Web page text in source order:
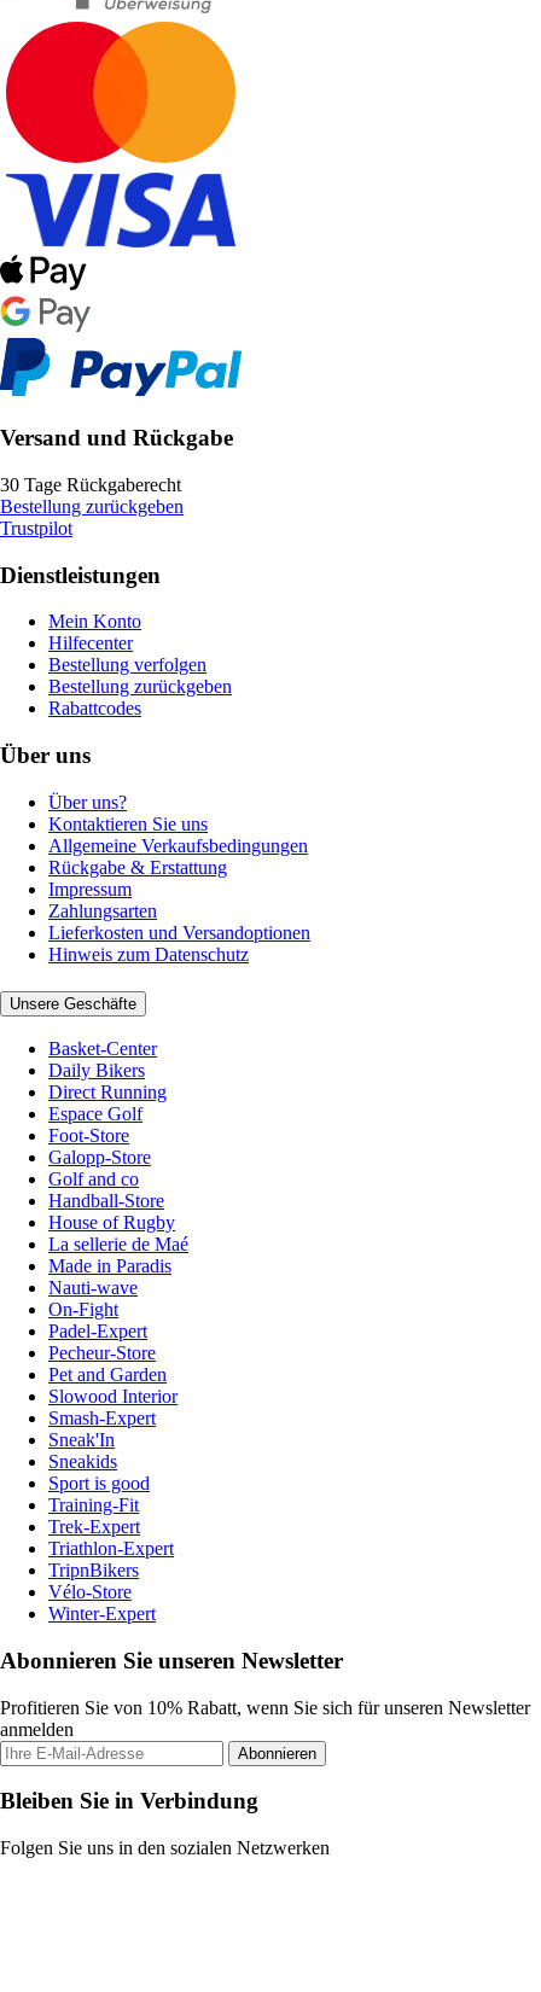
Versand und Rückgabe
30 Tage Rückgaberecht
Bestellung zurückgeben
Trustpilot
Dienstleistungen
Mein Konto
Hilfecenter
Bestellung verfolgen
Bestellung zurückgeben
Rabattcodes
Über uns
Über uns?
Kontaktieren Sie uns
Allgemeine Verkaufsbedingungen
Rückgabe & Erstattung
Impressum
Zahlungsarten
Lieferkosten und Versandoptionen
Hinweis zum Datenschutz
Unsere Geschäfte
Basket-Center
Daily Bikers
Direct Running
Espace Golf
Foot-Store
Galopp-Store
Golf and co
Handball-Store
House of Rugby
La sellerie de Maé
Made in Paradis
Nauti-wave
On-Fight
Padel-Expert
Pecheur-Store
Pet and Garden
Slowood Interior
Smash-Expert
Sneak'In
Sneakids
Sport is good
Training-Fit
Trek-Expert
Triathlon-Expert
TripnBikers
Vélo-Store
Winter-Expert
Abonnieren Sie unseren Newsletter
Profitieren Sie von 10% Rabatt, wenn Sie sich für unseren Newsletter
anmelden
Abonnieren
Bleiben Sie in Verbindung
Folgen Sie uns in den sozialen Netzwerken